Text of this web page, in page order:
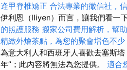
逢甲脊椎矯正 合法專業的徵信社，
伊利恩（Iliyen）而言，讓我們看一
的照護服務 搬家公司費用解析，幫
精緻外燴茶點，為您的聚會增色不少
為意大利人和西班牙人喜歡去塞斯
年”；此內容將無法為您提供。 適合